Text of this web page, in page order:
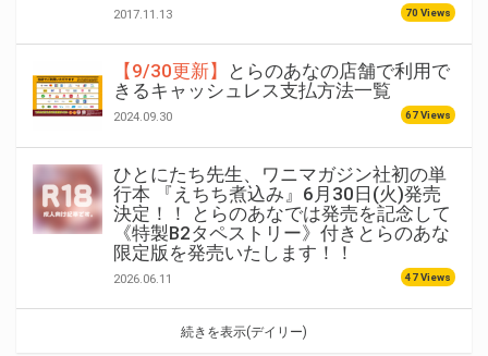
2017.11.13 70 Views
【9/30更新】
とらのあなの店舗で利用で
きるキャッシュレス支払方法一覧
2024.09.30 67 Views
ひとにたち先生、ワニマガジン社初の単
行本 『えちち煮込み』6月30日(火)発売
決定！！ とらのあなでは発売を記念して
《特製B2タペストリー》付きとらのあな
限定版を発売いたします！！
2026.06.11 47 Views
続きを表示(デイリー)